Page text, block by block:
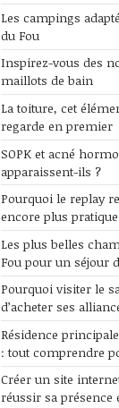
Les campings
du Fou
Inspirez-vous des
maillots de bain
La toiture, cet
regarde en premier
SOPK et acné
apparaissent-ils ?
Pourquoi le replay
encore plus
Les plus belles
Fou pour un séjour
Pourquoi visiter le
d’acheter ses
Résidence
: tout comprendre
Créer un site
réussir sa présence